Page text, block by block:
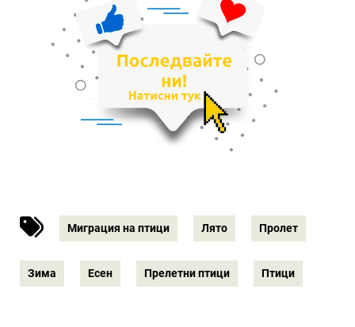
Миграция на птици Лято Пролет
Зима Есен Прелетни птици Птици